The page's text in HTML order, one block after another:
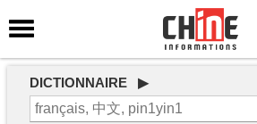
DICTIONNAIRE ▶